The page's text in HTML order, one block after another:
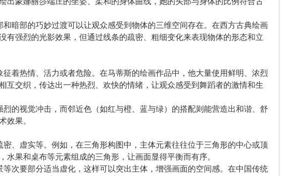
暗部的巧妙过渡可以让观众感受到物体的三维空间存在。在西方古典绘画
强烈的光影效果，但通过线条的疏密、粗细变化来表现物体的形态和立
着热情、活力或者危险。在马蒂斯的绘画作品中，他大量使用鲜明、浓烈
交织，传达出一种热烈、欢快的情绪，让观众感受到舞蹈者的激情和生
的视觉冲击，而邻近色（如红与橙、蓝与绿）的搭配则能营造出和谐、舒
效果。
、虚实等。例如，在三角形构图中，主体元素往往位于三角形的中心或顶
果和桌布等元素组成的三角形，让画面显得平衡而有序。
次要部分适当虚化，这样可以突出主体，增强画面的空间感。在中国传统